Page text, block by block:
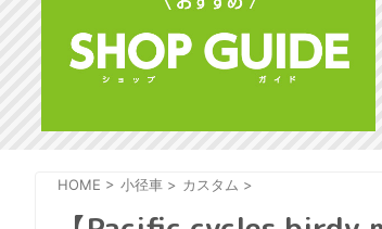
HOME > 小径車 > カスタム >